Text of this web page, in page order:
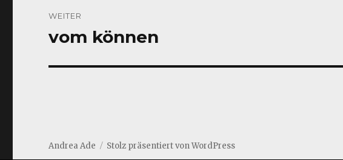
WEITER
Nächster
vom können
Andrea Ade Stolz präsentiert von WordPress